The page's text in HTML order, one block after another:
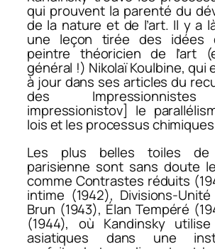
qui prouvent la parenté du
de la nature et de l’art. Il y a
une leçon tirée des idées
peintre théoricien de l’art
général !) Nikolaï Koulbine, qui
à jour dans ses articles du
des
impressionistov] le
lois et les processus
Les plus belles toiles
parisienne sont sans doute
comme Contrastes réduits
intime (1942), Divisions-Unité
Brun (1943),Élan Tempéré
(1944), où Kandinsky
asiatiques dans une